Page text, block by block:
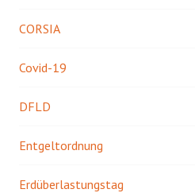
CORSIA
Covid-19
DFLD
Entgeltordnung
Erdüberlastungstag